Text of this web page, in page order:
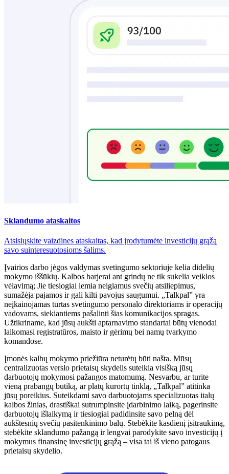
Sklandumo ataskaitos
Atsisiųskite vaizdines ataskaitas, kad įrodytumėte investicijų grąžą
savo suinteresuotosioms šalims.
Įvairios darbo jėgos valdymas svetingumo sektoriuje kelia didelių
mokymo iššūkių. Kalbos barjerai ant grindų ne tik sukelia veiklos
vėlavimą; Jie tiesiogiai lemia neigiamus svečių atsiliepimus,
sumažėja pajamos ir gali kilti pavojus saugumui. „Talkpal” yra
neįkainojamas turtas svetingumo personalo direktoriams ir operacijų
vadovams, siekiantiems pašalinti šias komunikacijos spragas.
Užtikriname, kad jūsų aukšti aptarnavimo standartai būtų vienodai
laikomasi registratūros, maisto ir gėrimų bei namų tvarkymo
komandose.
Įmonės kalbų mokymo priežiūra neturėtų būti našta. Mūsų
centralizuotas verslo prietaisų skydelis suteikia visišką jūsų
darbuotojų mokymosi pažangos matomumą. Nesvarbu, ar turite
vieną prabangų butiką, ar platų kurortų tinklą, „Talkpal” atitinka
jūsų poreikius. Suteikdami savo darbuotojams specializuotas italų
kalbos žinias, drastiškai sutrumpinsite įdarbinimo laiką, pagerinsite
darbuotojų išlaikymą ir tiesiogiai padidinsite savo pelną dėl
aukštesnių svečių pasitenkinimo balų. Stebėkite kasdienį įsitraukimą,
stebėkite sklandumo pažangą ir lengvai parodykite savo investicijų į
mokymus finansinę investicijų grąžą – visa tai iš vieno patogaus
prietaisų skydelio.